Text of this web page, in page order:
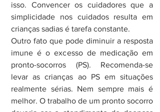
isso. Convencer os cuidadores que a
simplicidade nos cuidados resulta em
crianças sadias é tarefa constante.
Outro fato que pode diminuir a resposta
imune é o excesso de medicação em
pronto-socorros (PS). Recomenda-se
levar as crianças ao PS em situações
realmente sérias. Nem sempre mais é
melhor. O trabalho de um pronto socorro